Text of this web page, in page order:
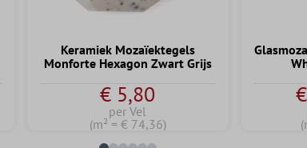
Keramiek Mozaïektegels
Monforte Hexagon Zwart Grijs
€ 5,80
per Vel
(m² = € 74,36)